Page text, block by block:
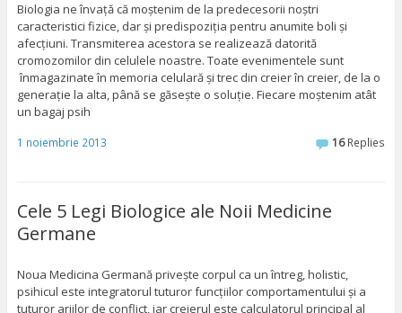
Biologia ne învață că moștenim de la predecesorii noștri
caracteristici fizice, dar și predispoziția pentru anumite boli și
afecțiuni. Transmiterea acestora se realizează datorită
cromozomilor din celulele noastre. Toate evenimentele sunt
înmagazinate în memoria celulară și trec din creier în creier, de la o
generație la alta, până se găsește o soluție. Fiecare moștenim atât
un bagaj psih
1 noiembrie 2013 16Replies
Cele 5 Legi Biologice ale Noii Medicine
Germane
Noua Medicina Germană privește corpul ca un întreg, holistic,
psihicul este integratorul tuturor funcțiilor comportamentului și a
tuturor ariilor de conflict, iar creierul este calculatorul principal al